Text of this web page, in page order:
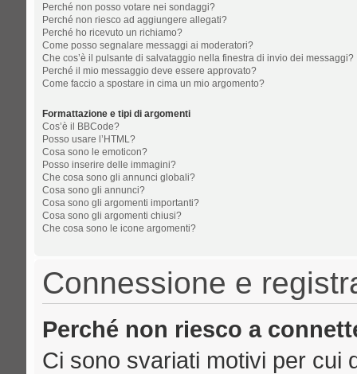
Perché non posso votare nei sondaggi?
Perché non riesco ad aggiungere allegati?
Perché ho ricevuto un richiamo?
Come posso segnalare messaggi ai moderatori?
Che cos’è il pulsante di salvataggio nella finestra di invio dei messaggi?
Perché il mio messaggio deve essere approvato?
Come faccio a spostare in cima un mio argomento?
Formattazione e tipi di argomenti
Cos’è il BBCode?
Posso usare l’HTML?
Cosa sono le emoticon?
Posso inserire delle immagini?
Che cosa sono gli annunci globali?
Cosa sono gli annunci?
Cosa sono gli argomenti importanti?
Cosa sono gli argomenti chiusi?
Che cosa sono le icone argomenti?
Connessione e
Perché non riesco a
Ci sono svariati motivi per cui